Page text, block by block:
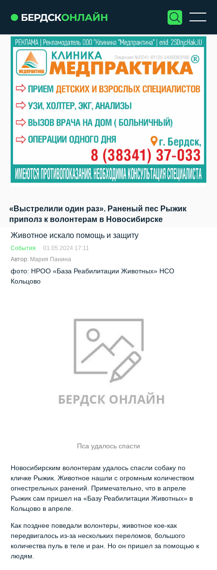
«Выстрелили один раз». Раненый пес Рыжик
приполз к волонтерам в Новосибирске
Животное искало помощь и защиту
События
01.05.2024 17:11
Автор: Мария Панина
фото: НРОО «База Реабилитации Животных» НСО
Кольцово
Пса удалось спасти
Новосибирским волонтерам удалось спасли собаку по
кличке Рыжик. Животное нашли с огромным количеством
огнестрельных ранений. Примечательно, что в апреле
Рыжик сам пришел на «Базу Реабилитации Животных» в
Кольцово в апреле.
Как позднее поведали волонтеры, животное кое-как
передвигалось из-за нескольких переломов, большого
количества пуль в теле и ран. Но он пришел за помощью к
людям.